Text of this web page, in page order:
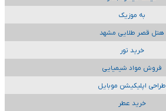
به موزیک
هتل قصر طلایی مشهد
خرید تور
فروش مواد شیمیایی
طراحی اپلیکیشن موبایل
خرید عطر